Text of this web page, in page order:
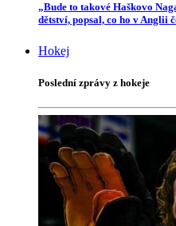
„Bude to takové Haškovo
dětství, popsal, co ho v Anglii
Hokej
Poslední zprávy z hokeje